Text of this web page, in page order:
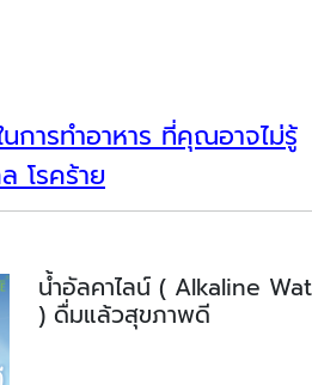
การทำอาหาร ที่คุณอาจไม่รู้
โรคร้าย
น้ำอัลคาไลน์ ( Alkaline
) ดื่มแล้วสุขภาพดี